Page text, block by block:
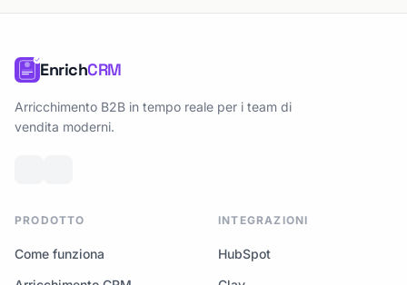
EnrichCRM
Arricchimento B2B in tempo reale per i team di
vendita moderni.
PRODOTTO
Come funziona
INTEGRAZIONI
HubSpot